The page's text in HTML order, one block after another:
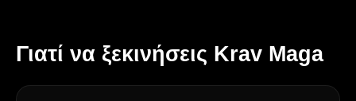
Γιατί να ξεκινήσεις Krav Maga